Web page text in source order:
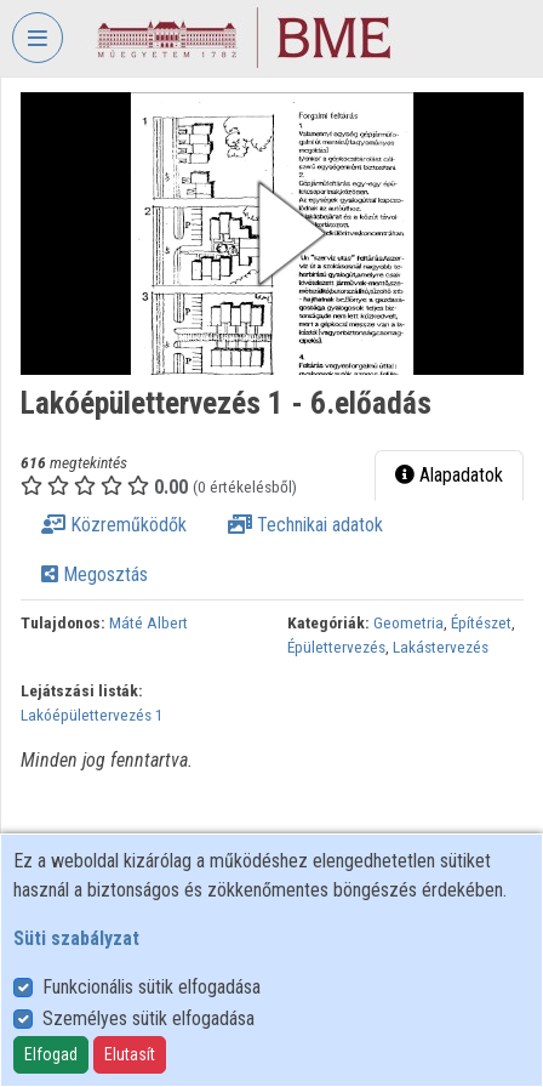
Fejléc kihagyása Menü kihagyása Tartalom kihagyása
GAZDASÁGTUDOMÁNYI
Intézményi kezdőlap
Kategóriák
Intézményi listák
Lakóépülettervezés 1 - 6.előadás
616 megtekintés
0.00 (0 értékelésből) Alapadatok
Közreműködők Technikai adatok
Megosztás
Tulajdonos: Máté Albert Kategóriák: Geometria, Építészet,
Épülettervezés, Lakástervezés
Lejátszási listák:
Lakóépülettervezés 1
Minden jog fenntartva.
Felhasználói szabályzat
Adatkezelési tájékoztató
Süti szabályzat
Ez a weboldal kizárólag a működéshez elengedhetetlen sütiket
használ a biztonságos és zökkenőmentes böngészés érdekében.
Süti szabályzat
Funkcionális sütik elfogadása
Személyes sütik elfogadása
Elfogad Elutasít